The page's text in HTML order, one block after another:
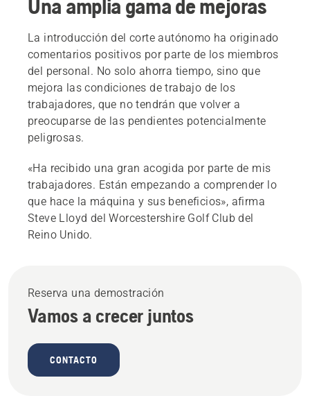
Una amplia gama de mejoras
La introducción del corte autónomo ha originado
comentarios positivos por parte de los miembros
del personal. No solo ahorra tiempo, sino que
mejora las condiciones de trabajo de los
trabajadores, que no tendrán que volver a
preocuparse de las pendientes potencialmente
peligrosas.
«Ha recibido una gran acogida por parte de mis
trabajadores. Están empezando a comprender lo
que hace la máquina y sus beneficios», afirma
Steve Lloyd del Worcestershire Golf Club del
Reino Unido.
Reserva una demostración
Vamos a crecer juntos
CONTACTO